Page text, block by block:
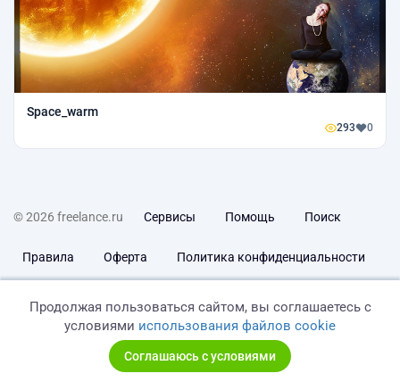
Space_warm
293 0
© 2026 freelance.ru Сервисы Помощь Поиск
Правила Оферта Политика конфиденциальности
Продолжая пользоваться сайтом, вы соглашаетесь с
условиями использования файлов cookie
Соглашаюсь с условиями